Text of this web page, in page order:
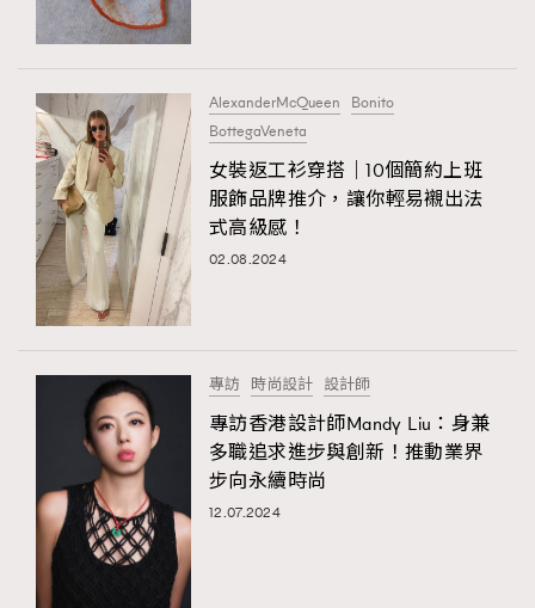
AlexanderMcQueen
Bonito
BottegaVeneta
女裝返工衫穿搭｜10個簡約上班
服飾品牌推介，讓你輕易襯出法
式高級感！
02.08.2024
專訪 時尚設計 設計師
專訪香港設計師Mandy Liu：身兼
多職追求進步與創新！推動業界
步向永續時尚
12.07.2024